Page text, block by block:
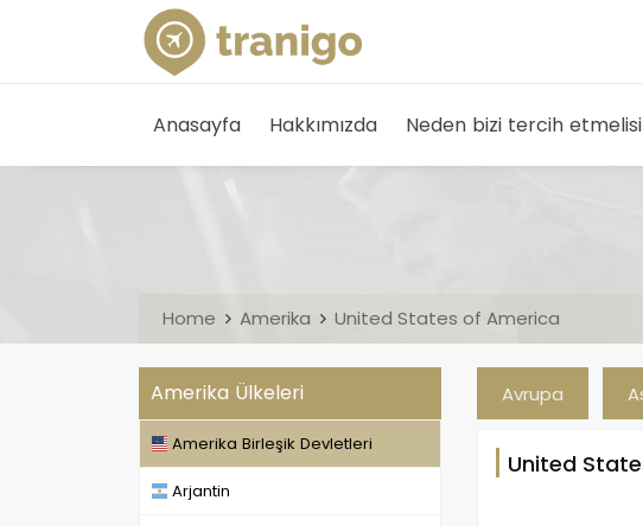
Anasayfa Hakkımızda Neden bizi tercih
Home Amerika United States of America
Amerika Ülkeleri
Amerika Birleşik Devletleri
Arjantin
Avrupa
United